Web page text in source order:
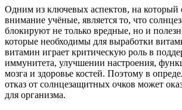
Одним из ключевых аспектов, на
внимание учёные, является то, что
блокируют не только вредные, но и
которые необходимы для выработки
витамин играет критическую роль в
иммунитета, улучшении настроения,
мозга и здоровье костей. Поэтому в
отказ от солнцезащитных очков может
для организма.